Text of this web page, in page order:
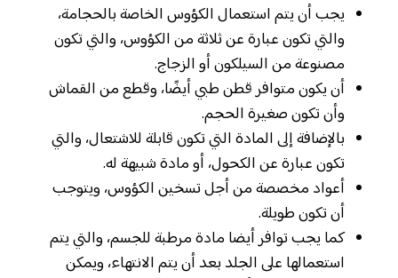
يجب أن يتم استعمال الكؤوس الخاصة بالحجامة،
والتي تكون عبارة عن ثلاثة من الكؤوس، والتي تكون
مصنوعة من السيلكون أو الزجاج.
أن يكون متوافر قطن طبي أيضًا، وقطع من القماش
وأن تكون صغيرة الحجم.
بالإضافة إلى المادة التي تكون قابلة للاشتعال، والتي
تكون عبارة عن الكحول، أو مادة شبيهة له.
أعواد مخصصة من أجل تسخين الكؤوس، ويتوجب
أن تكون طويلة.
كما يجب توافر أيضا مادة مرطبة للجسم، والتي يتم
استعمالها على الجلد بعد أن يتم الانتهاء، ويمكن